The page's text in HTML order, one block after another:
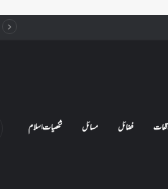
فضائل مسائل شخصیات اسلام